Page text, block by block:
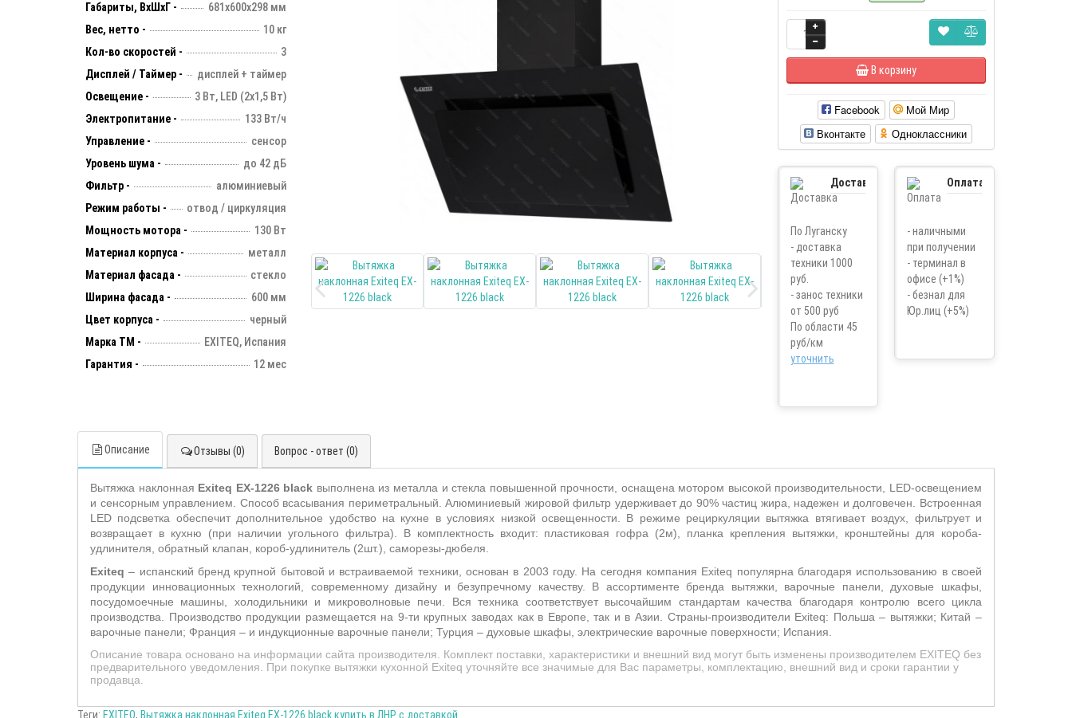
Габариты, ВхШхГ -
681х600х298 мм
Вес, нетто -
10 кг
Кол-во скоростей -
3
Дисплей / Таймер -
дисплей + таймер
Освещение -
3 Вт, LED (2х1,5 Вт)
Электропитание -
133 Вт/ч
Управление -
сенсор
Уровень шума -
до 42 дБ
Фильтр -
алюминиевый
Режим работы -
отвод / циркуляция
Мощность мотора -
130 Вт
Материал корпуса -
металл
Материал фасада -
стекло
Ширина фасада -
600 мм
Цвет корпуса -
черный
Марка ТМ -
EXITEQ, Испания
Гарантия -
12 мес
В корзину
Facebook
Мой Мир
Вконтакте
Одноклассники
Доставка
По Луганску
- доставка
техники 1000
руб.
- занос техники
от 500 руб
По области 45
руб/км
уточнить
Оплата
- наличными
при получении
- терминал в
офисе (+1%)
- безнал для
Юр.лиц (+5%)
Описание Отзывы (0) Вопрос - ответ (0)
Вытяжка наклонная Exiteq EX-1226 black выполнена из металла и стекла повышенной прочности, оснащена мотором высокой производительности, LED-освещением
и сенсорным управлением. Способ всасывания периметральный. Алюминиевый жировой фильтр удерживает до 90% частиц жира, надежен и долговечен. Встроенная
LED подсветка обеспечит дополнительное удобство на кухне в условиях низкой освещенности.
В режиме рециркуляции вытяжка втягивает воздух, фильтрует и
возвращает в кухню (при наличии угольного фильтра). В комплектность входит: пластиковая гофра (2м), планка крепления вытяжки, кронштейны для короба-
удлинителя, обратный клапан, короб-удлинитель (2шт.), саморезы-дюбеля.
Exiteq – испанский бренд крупной бытовой и встраиваемой техники, основан в 2003 году. На сегодня компания Exiteq популярна благодаря использованию в своей
продукции инновационных технологий, современному дизайну и безупречному качеству. В ассортименте бренда вытяжки, варочные панели, духовые шкафы,
посудомоечные машины, холодильники и микроволновые печи. Вся техника соответствует высочайшим стандартам качества благодаря контролю всего цикла
производства. Производство продукции размещается на 9-ти крупных заводах как в Европе, так и в Азии. Страны-производители Exiteq: Польша – вытяжки; Китай –
варочные панели; Франция – и индукционные варочные панели; Турция – духовые шкафы, электрические варочные поверхности; Испания.
Описание товара основано на информации сайта производителя. Комплект поставки, характеристики и внешний вид могут быть изменены производителем EXITEQ без
предварительного уведомления. При покупке вытяжки кухонной Exiteq уточняйте все значимые для Вас параметры, комплектацию, внешний вид и сроки гарантии у
продавца.
Теги: EXITEQ, Вытяжка наклонная Exiteq EX-1226 black купить в ЛНР с доставкой